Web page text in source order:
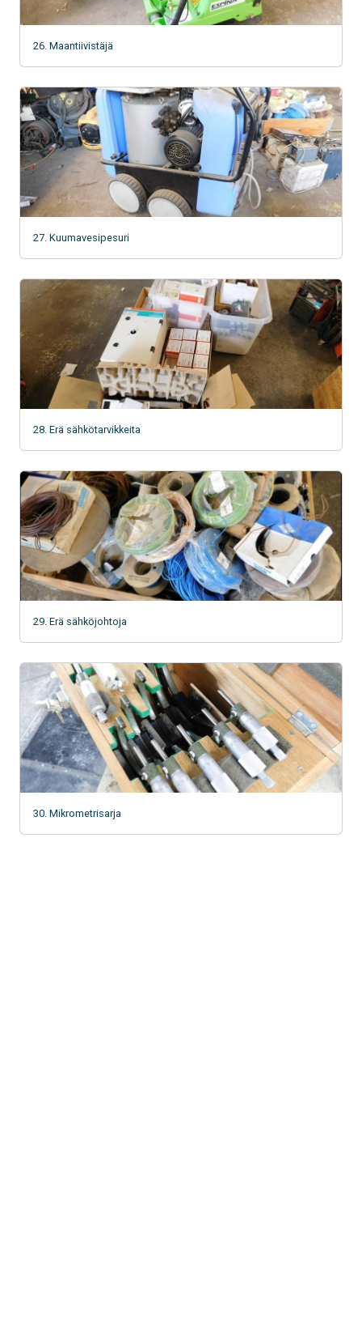
26. Maantiivistäjä
27. Kuumavesipesuri
28. Erä sähkötarvikkeita
29. Erä sähköjohtoja
30. Mikrometrisarja